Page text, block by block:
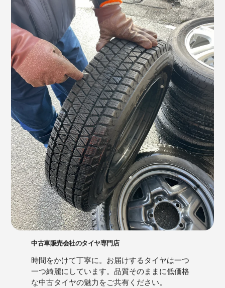
中古車販売会社のタイヤ専門店
時間をかけて丁寧に。お届けするタイヤは一つ
一つ綺麗にしています。品質そのままに低価格
な中古タイヤの魅力をご共有ください。